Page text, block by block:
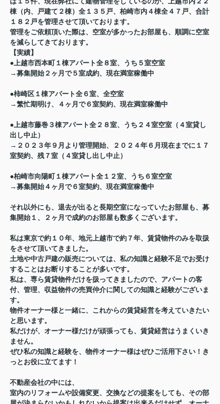
棟（内、戸建て２棟）全１３５戸、柏崎市内４棟全４７戸、合計
１８２戸を管理させて頂いております。
管理をご依頼頂いた際は、空室が多かったお部屋も、順調に空室
を減らしてきております。
【実績】
●上越市西本町１棟アパート全８室、うち５室空室
→募集開始２ヶ月で５室成約、現在満室稼働中
●柿崎区１棟アパート全６室、全空室
→繁忙期明け、４ヶ月で６室契約、現在満室稼働中
●上越市藤巻３棟アパート全２８室、うち２４室空室（４室貸し
出し中止）
→２０２３年９月より管理開始、２０２４年６月現在までに１７
室契約、残７室（４室貸し出し中止）
●柏崎市向陽町１棟アパート全１２室、うち６室空室
→募集開始４ヶ月で６室契約、現在満室稼働中
それ以外にも、退去が出ると長期空室になっていたお部屋も、募
集開始１、２ヶ月で成約のお部屋も数多くございます。
私は東京で約１０年、地元上越市で約７年、賃貸物件のみを取扱
をさせて頂いてきました。
土地や中古戸建の販売については、私の知識と経験不足でお受け
することはお断りすることが多いです。
私は、専ら賃貸物件だけを扱ってきましたので、アパートの客
付、管理、収益物件の売買仲介に関しての知識と経験がございま
す。
物件オーナー様と一緒に、これからの賃貸経営を考えていきたい
と思います。
私だけが、オーナー様だけが頑張っても、賃貸経営はうまくいき
ません。
ぜひ私の知識と経験を、物件オーナー様はぜひご活用下さい！き
っとお役に立てます！
不動産会社の中には、
室内のリフォームや設備変更、交換などの提案をしても、その部